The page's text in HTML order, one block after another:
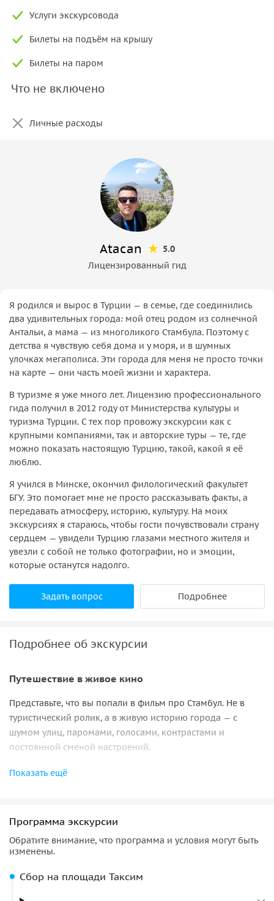
Услуги экскурсовода
Билеты на подъём на крышу
Билеты на паром
Что не включено
Личные расходы
Atacan
5.0
Лицензированный гид
Я родился и вырос в Турции — в семье, где соединились
два удивительных города: мой отец родом из солнечной
Антальи, а мама — из многоликого Стамбула. Поэтому с
детства я чувствую себя дома и у моря, и в шумных
улочках мегаполиса. Эти города для меня не просто точки
на карте — они часть моей жизни и характера.
В туризме я уже много лет. Лицензию профессионального
гида получил в 2012 году от Министерства культуры и
туризма Турции. С тех пор провожу экскурсии как с
крупными компаниями, так и авторские туры — те, где
можно показать настоящую Турцию, такой, какой я её
люблю.
Я учился в Минске, окончил филологический факультет
БГУ. Это помогает мне не просто рассказывать факты, а
передавать атмосферу, историю, культуру. На моих
экскурсиях я стараюсь, чтобы гости почувствовали страну
сердцем — увидели Турцию глазами местного жителя и
увезли с собой не только фотографии, но и эмоции,
которые останутся надолго.
Задать вопрос Подробнее
Подробнее об экскурсии
Путешествие в живое кино
Представьте, что вы попали в фильм про Стамбул. Не в
туристический ролик, а в живую историю города — с
шумом улиц, паромами, голосами, контрастами и
постоянной сменой настроений.
Это история про город, который невозможно увидеть с
Кадыкёе. Город останется тем же, но ощущаться будет уже
иначе: в ритме, в деталях, в настроении.
Показать ещё
Программа экскурсии
Обратите внимание, что программа и условия могут быть
изменены.
Сбор на площади Таксим